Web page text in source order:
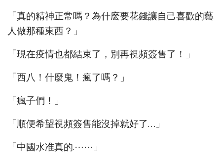
「真的精神正常嗎？為什麽要花錢讓自己喜歡的藝
人做那種東西？」
「現在疫情也都結束了，別再視頻簽售了！」
「西八！什麼鬼！瘋了嗎？」
「瘋子們！」
「順便希望視頻簽售能沒掉就好了…」
「中國水准真的.⋯⋯」